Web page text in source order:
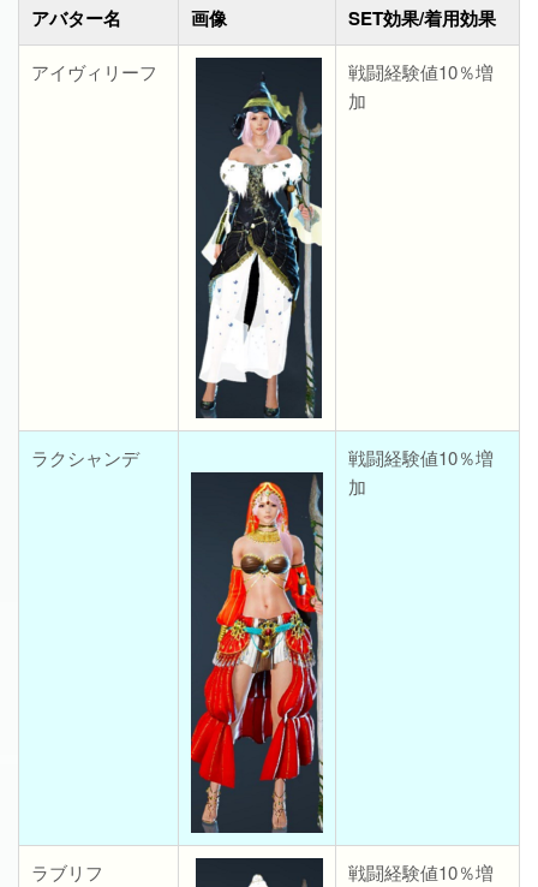
アバター名 画像 SET効果/着用効果
アイヴィリーフ
戦闘経験値10％増
加
ラクシャンデ
戦闘経験値10％増
加
ラブリフ
戦闘経験値10％増